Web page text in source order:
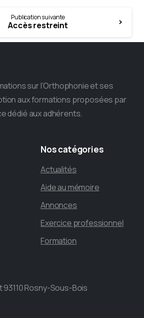
Publication suivante
Accès restreint
sur l’Orthophonie et ses
aux formations proposées par
dédié aux adhérents.
Noscatégories
Actualités
Aide au mémoire
Annonces
Exercice professionnel
Formation
93110 Rosny-Sous-Bois